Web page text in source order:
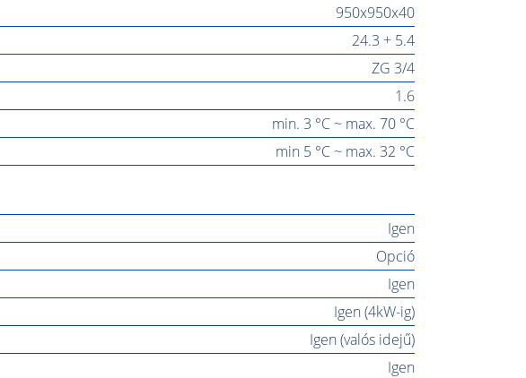
950x950x40
24.3 + 5.4
ZG 3/4
1.6
min. 3 °C ~ max. 70 °C
min 5 °C ~ max. 32 °C
Igen
Opció
Igen
Igen (4kW-ig)
Igen (valós idejű)
Igen